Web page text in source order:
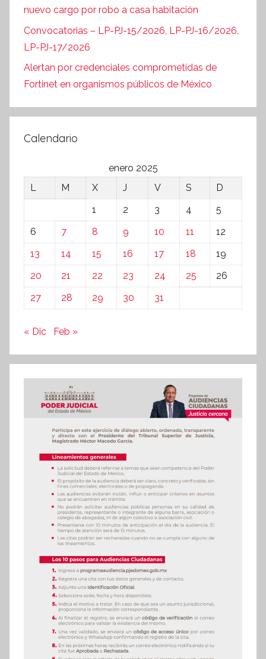
nuevo cargo por robo a casa habitación
Convocatorias – LP-PJ-15/2026, LP-PJ-16/2026,
LP-PJ-17/2026
Alertan por credenciales comprometidas de
Fortinet en organismos públicos de México
Calendario
enero 2025
L
M X J V S
D
1
2 3 4
5
6
7 8 9 10 11
12
13
14 15 16 17 18
19
20
21 22 23 24 25
26
27
28 29 30 31
« Dic Feb »